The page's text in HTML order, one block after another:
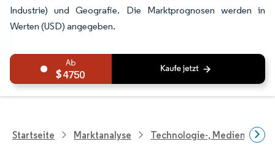
Industrie) und Geografie. Die Marktprognosen werden in
Werten (USD) angegeben.
4750
Startseite Marktanalyse Technologie-, Medien- Und